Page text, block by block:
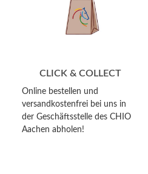
CLICK & COLLECT
Online bestellen und
versandkostenfrei bei uns in
der Geschäftsstelle des CHIO
Aachen abholen!